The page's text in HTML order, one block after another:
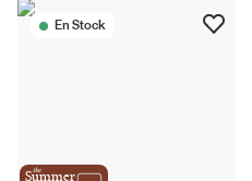
En Stock
the
Summer